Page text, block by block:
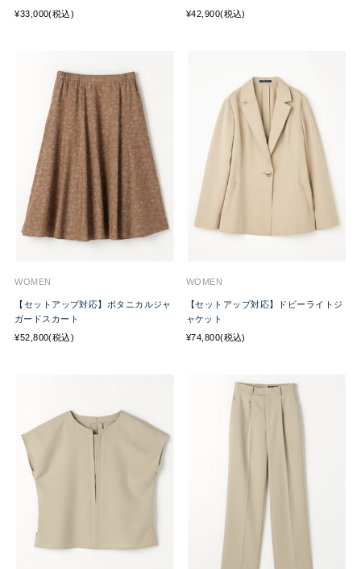
¥33,000(税込) ¥42,900(税込)
WOMEN
【セットアップ対応】ボタニカルジャ
ガードスカート
¥52,800(税込)
WOMEN
【セットアップ対応】ドビーライトジ
ャケット
¥74,800(税込)